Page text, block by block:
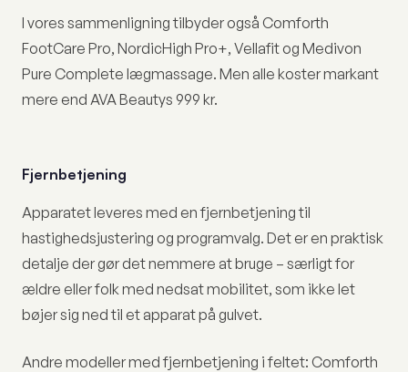
I vores sammenligning tilbyder også Comforth
FootCare Pro, NordicHigh Pro+, Vellafit og Medivon
Pure Complete lægmassage. Men alle koster markant
mere end AVA Beautys 999 kr.
Fjernbetjening
Apparatet leveres med en fjernbetjening til
hastighedsjustering og programvalg. Det er en praktisk
detalje der gør det nemmere at bruge – særligt for
ældre eller folk med nedsat mobilitet, som ikke let
bøjer sig ned til et apparat på gulvet.
Andre modeller med fjernbetjening i feltet: Comforth